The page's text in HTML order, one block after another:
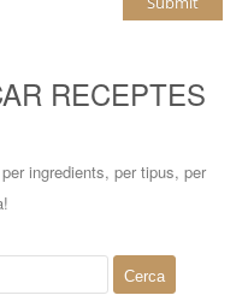
RECEPTES
ingredients, per tipus, per